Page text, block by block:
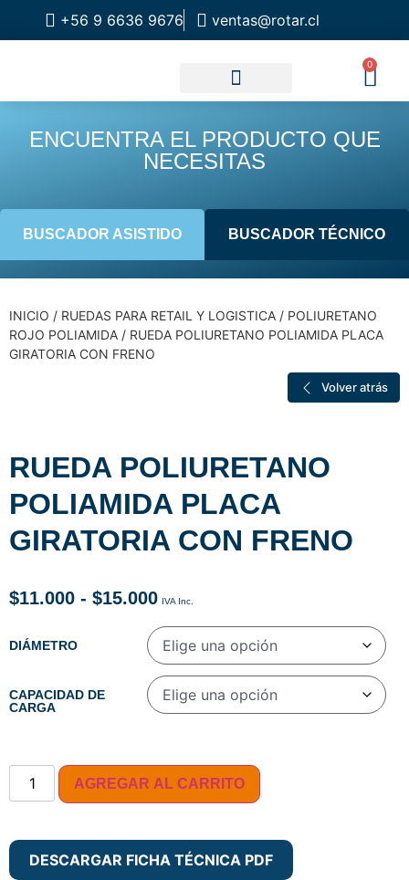
+56 9 6636 9676 ventas@rotar.cl
0
ENCUENTRA EL PRODUCTO QUE
NECESITAS
BUSCADOR ASISTIDO BUSCADOR TÉCNICO
INICIO / RUEDAS PARA RETAIL Y LOGISTICA / POLIURETANO
ROJO POLIAMIDA / RUEDA POLIURETANO POLIAMIDA PLACA
GIRATORIA CON FRENO
Volver atrás
RUEDA POLIURETANO
POLIAMIDA PLACA
GIRATORIA CON FRENO
$11.000 - $15.000
DIÁMETRO
CAPACIDAD DE
CARGA
AGREGAR AL CARRITO
DESCARGAR FICHA TÉCNICA PDF